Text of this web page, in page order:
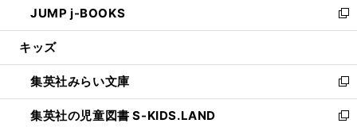
で
開
ド
ウ
開
く
ィ
ン
ウ
で
開
く
い
ウ
ン
ド
ウ
で
JUMP j-BOOKS
新
し
ウ
ィ
ン
ド
キッズ
集英社みらい文庫
新
し
い
集英社の児童図書 S-KIDS.LAND
新